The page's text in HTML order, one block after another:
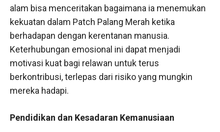
alam bisa menceritakan bagaimana ia menemukan
kekuatan dalam Patch Palang Merah ketika
berhadapan dengan kerentanan manusia.
Keterhubungan emosional ini dapat menjadi
motivasi kuat bagi relawan untuk terus
berkontribusi, terlepas dari risiko yang mungkin
mereka hadapi.
Pendidikan dan Kesadaran Kemanusiaan